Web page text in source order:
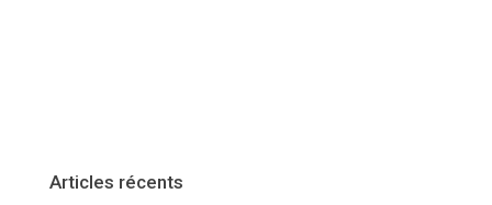
Articles récents